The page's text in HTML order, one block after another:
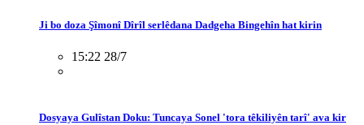
Ji bo doza Şîmonî Dîrîl serlêdana Dadgeha Bingehîn hat kirin
15:22 28/7
Dosyaya Gulîstan Doku: Tuncaya Sonel 'tora têkiliyên tarî' ava kir